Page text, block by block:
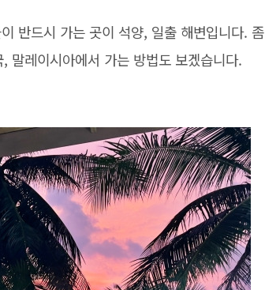
반드시 가는 곳이 석양, 일출 해변입니다. 좀
말레이시아에서 가는 방법도 보겠습니다.